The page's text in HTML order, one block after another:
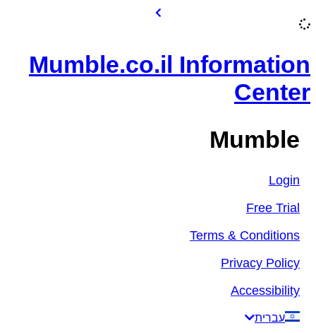
Mumble.co.il Information
Center
Mumble
Login
Free Trial
Terms & Conditions
Privacy Policy
Accessibility
עברית